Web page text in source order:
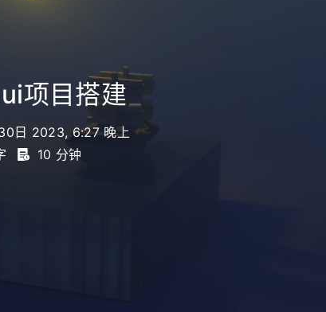
项目搭建
日 2023, 6:27 晚上
10 分钟